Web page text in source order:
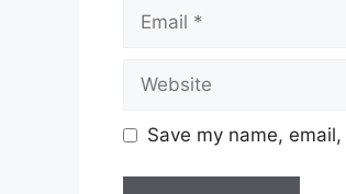
Save my name,